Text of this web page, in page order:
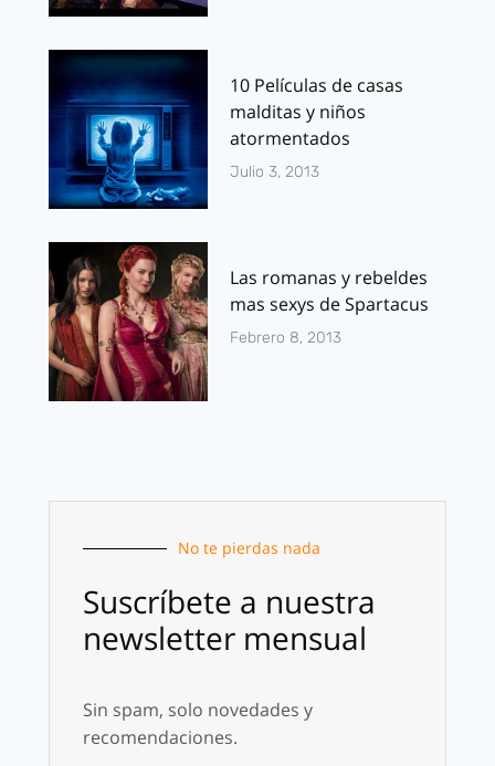
10 Películas de casas
malditas y niños
atormentados
Julio 3, 2013
Las romanas y rebeldes
mas sexys de Spartacus
Febrero 8, 2013
No te pierdas nada
Suscríbete a nuestra
newsletter mensual
Sin spam, solo novedades y
recomendaciones.